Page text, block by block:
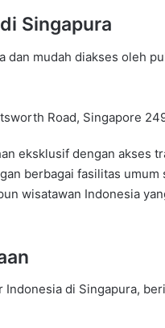
Singapura
dan mudah diakses oleh
Road, Singapore
eksklusif dengan akses
berbagai fasilitas
wisatawan Indonesia
di Singapura,